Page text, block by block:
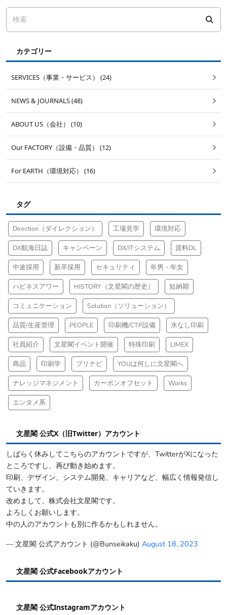
カテゴリー
SERVICES（事業・サービス） (24)
NEWS & JOURNALS (48)
ABOUT US（会社） (10)
Our FACTORY（設備・品質） (12)
For EARTH（環境対応） (16)
タグ
Direction（ダイレクション） 工場見学 環境対応
DX航海日誌 キャンペーン DX/ITシステム 資料DL
中途採用 新卒採用 セキュリティ 年男・年女
ハピネスアワー HISTORY（文星閣の歴史） 短納期
コミュニケーション Solution（ソリューション）
品質/生産管理 PEOPLE 印刷機/CTP設備 水なし印刷
社員紹介 文星閣イベント開催 特殊印刷 LIMEX
商品 印刷学 プリナビ YOUは何しに文星閣へ
ナレッジマネジメント カーボンオフセット Works
エンタメ系
文星閣 公式X（旧Twitter）アカウント
しばらく休みしてこちらのアカウントですが、TwitterがXになった
ところですし、再び動き始めます。
印刷、デザイン、システム開発、キャリアなど、幅広く情報発信し
ていきます。
改めまして、株式会社文星閣です。
よろしくお願いします。
中の人のアカウントも別に作るかもしれません。
— 文星閣 公式アカウント (@Bunseikaku) August 18, 2023
文星閣 公式Facebookアカウント
文星閣 公式Instagramアカウント